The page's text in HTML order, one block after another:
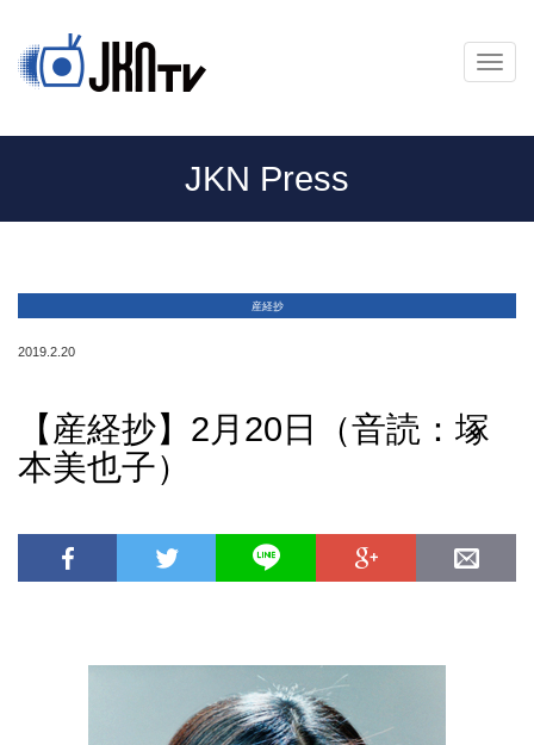
メ
ニ
ー
JKN Press
産経抄
2019.2.20
【産経抄】2月20日（音読：塚
本美也子）